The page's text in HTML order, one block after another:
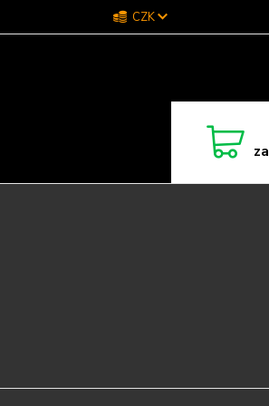
CZK
za